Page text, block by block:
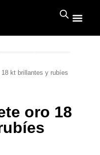
kt brillantes y rubíes
oro 18